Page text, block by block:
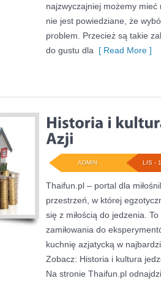
najzwyczajniej możemy mieć
nie jest powiedziane, że
problem. Przecież są takie
do gustu dla [ Read More ]
LIS -
ADMIN
Thaifun.pl – portal dla
przestrzeń, w której
się z miłością do jedzenia.
zamiłowania do
kuchnię azjatycką w
Zobacz: Historia i kultura
Na stronie Thaifun.pl